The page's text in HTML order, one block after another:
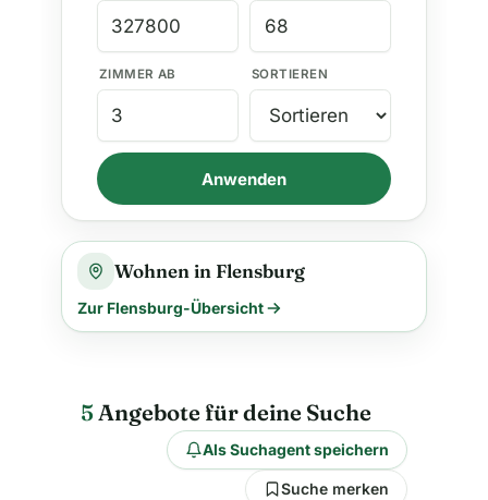
ZIMMER AB SORTIEREN
Anwenden
Wohnen in Flensburg
Zur Flensburg-Übersicht
5Angebote für deine Suche
Als Suchagent speichern
Suche merken